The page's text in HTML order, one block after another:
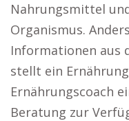
Nahrungsmittel
Organismus.
Informationen aus
stellt ein
Ernährungscoach
Beratung zur